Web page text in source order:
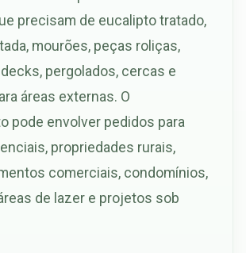
precisam de eucalipto tratado,
mourões, peças roliças,
pergolados, cercas e
áreas externas. O
pode envolver pedidos para
propriedades rurais,
comerciais, condomínios,
de lazer e projetos sob